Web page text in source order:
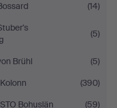
(14)
(5)
Brühl
(5)
(390)
Bohuslän
(59)